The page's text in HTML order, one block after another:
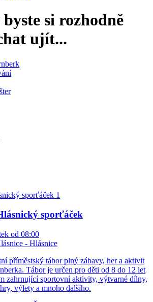
si rozhodně
ujít...
sporťáček
od 08:00
- Hlásnice
příměstský tábor plný zábavy, her a aktivit
Tábor je určen pro děti od 8 do 12 let
zahrnující sportovní aktivity, výtvarné dílny,
výlety a mnoho dalšího.